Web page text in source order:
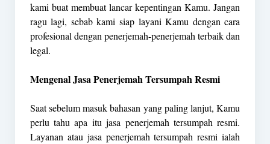
kami buat membuat lancar kepentingan Kamu. Jangan
ragu lagi, sebab kami siap layani Kamu dengan cara
profesional dengan penerjemah-penerjemah terbaik dan
legal.
Mengenal Jasa Penerjemah Tersumpah Resmi
Saat sebelum masuk bahasan yang paling lanjut, Kamu
perlu tahu apa itu jasa penerjemah tersumpah resmi.
Layanan atau jasa penerjemah tersumpah resmi ialah